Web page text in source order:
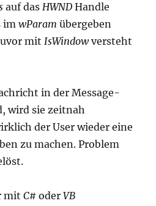
auf dasHWNDHandle
imwParamübergeben
mitIsWindowversteht
in der Message-
wird sie zeitnah
der User wieder eine
zu machen. Problem
mitC# oderVB